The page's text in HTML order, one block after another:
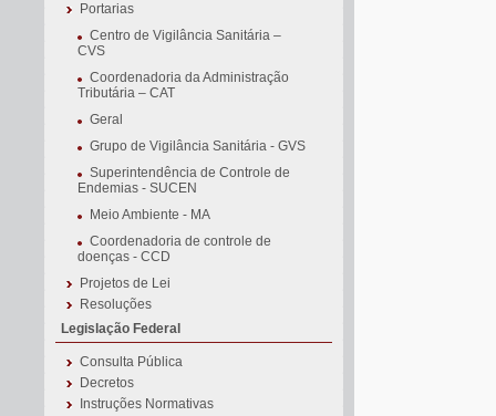
Portarias
Centro de Vigilância Sanitária –
CVS
Coordenadoria da Administração
Tributária – CAT
Geral
Grupo de Vigilância Sanitária - GVS
Superintendência de Controle de
Endemias - SUCEN
Meio Ambiente - MA
Coordenadoria de controle de
doenças - CCD
Projetos de Lei
Resoluções
Legislação Federal
Consulta Pública
Decretos
Instruções Normativas